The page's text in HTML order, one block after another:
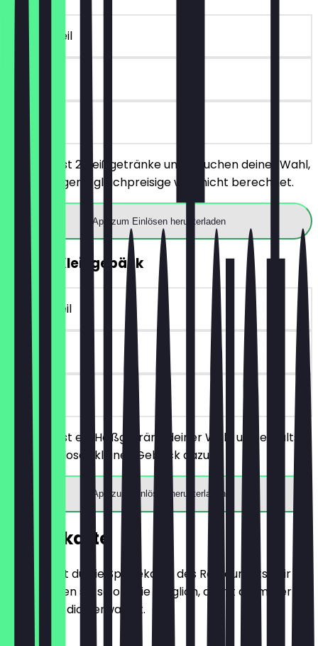
~€ 5 Vorteil
90 Tage
Du bestellst 2 Heißgetränke und 2 Kuchen deiner Wahl,
das günstigere/gleichpreisige wird nicht berechnet.
App zum Einlösen herunterladen
GRATIS Kleingebäck
~€ 3 Vorteil
90 Tage
vor Ort
Du bestellst ein Heißgetränk deiner Wahl und erhältst
ein kostenloses kleines Gebäck dazu.
App zum Einlösen herunterladen
Speisekarte
Hier findest du die Speisekarte des Restaurants. Wir
aktualisieren sie so oft wie möglich, damit du immer
weißt, was dich erwartet.